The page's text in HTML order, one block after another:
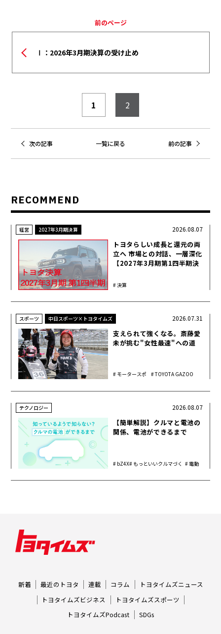
前のページ
Ⅰ：2026年3月期決算の受け止め
1 2
次の記事 一覧に戻る 前の記事
RECOMMEND
経営 2027年3月期決算
トヨタらしい成長と還元の両
立へ 市場との対話、一層深化
【2027年3月期第1四半期決
決算
2026.08.07
スポーツ 中日スポーツ×トヨタイムズ
支えられて強くなる。斎藤愛
未が挑む"女性最速"への道
モータースポ
TOYOTA GAZOO
2026.07.31
テクノロジー
【簡単解説】クルマと電池の
関係、電池ができるまで
bZ4X もっといいクルマづく
電動
2026.08.07
新着 最近のトヨタ 連載 コラム
トヨタイムズニュース
トヨタイムズビジネス
トヨタイムズスポーツ
トヨタイムズPodcast
SDGs